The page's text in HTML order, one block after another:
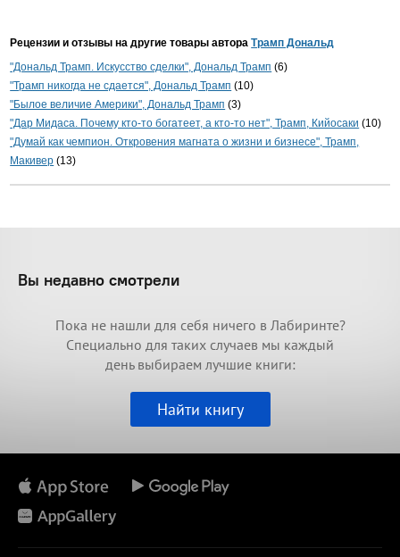
Рецензии и отзывы на другие товары автораТрамп Дональд
"Дональд Трамп. Искусство сделки", Дональд Трамп (6)
"Трамп никогда не сдается", Дональд Трамп (10)
"Былое величие Америки", Дональд Трамп (3)
"Дар Мидаса. Почему кто-то богатеет, а кто-то нет", Трамп, Кийосаки (10)
"Думай как чемпион. Откровения магната о жизни и бизнесе", Трамп,
Макивер (13)
Вы недавно смотрели
Пока не нашли для себя ничего в Лабиринте?
Специально для таких случаев мы каждый
день выбираем лучшие книги:
Найти книгу